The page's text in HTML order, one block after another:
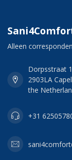
Alleen
Dorpsstraat
2903LA
the
+31